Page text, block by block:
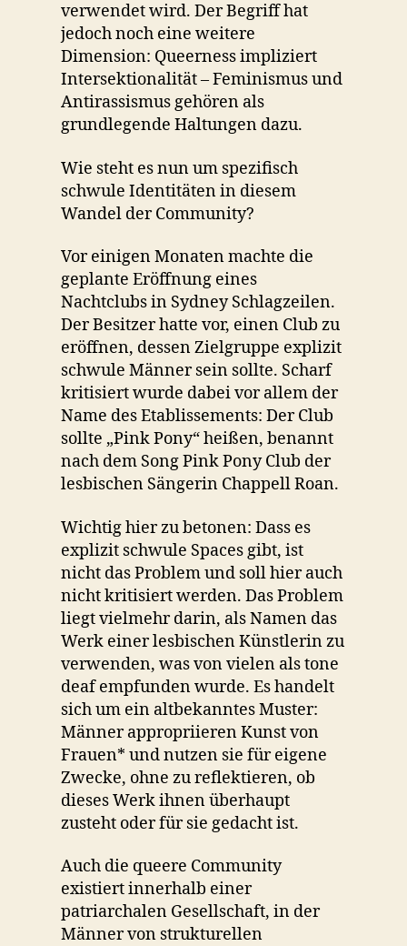
verwendet wird. Der Begriff hat
jedoch noch eine weitere
Dimension: Queerness impliziert
Intersektionalität – Feminismus und
Antirassismus gehören als
grundlegende Haltungen dazu.
Wie steht es nun um spezifisch
schwule Identitäten in diesem
Wandel der Community?
Vor einigen Monaten machte die
geplante Eröffnung eines
Nachtclubs in Sydney Schlagzeilen.
Der Besitzer hatte vor, einen Club zu
eröffnen, dessen Zielgruppe explizit
schwule Männer sein sollte. Scharf
kritisiert wurde dabei vor allem der
Name des Etablissements: Der Club
sollte „Pink Pony“ heißen, benannt
nach dem Song Pink Pony Club der
lesbischen Sängerin Chappell Roan.
Wichtig hier zu betonen: Dass es
explizit schwule Spaces gibt, ist
nicht das Problem und soll hier auch
nicht kritisiert werden. Das Problem
liegt vielmehr darin, als Namen das
Werk einer lesbischen Künstlerin zu
verwenden, was von vielen als tone
deaf empfunden wurde. Es handelt
sich um ein altbekanntes Muster:
Männer appropriieren Kunst von
Frauen* und nutzen sie für eigene
Zwecke, ohne zu reflektieren, ob
dieses Werk ihnen überhaupt
zusteht oder für sie gedacht ist.
Auch die queere Community
existiert innerhalb einer
patriarchalen Gesellschaft, in der
Männer von strukturellen